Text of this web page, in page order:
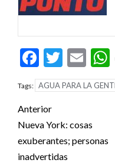
Tags: AGUA PARA LA
Post
navigation
Anterior
Nueva York: cosas
exuberantes; personas
inadvertidas